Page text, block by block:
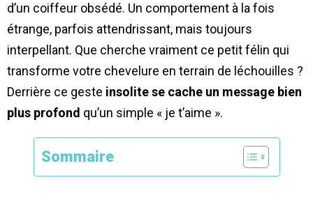
d’un coiffeur obsédé. Un comportement à la fois
étrange, parfois attendrissant, mais toujours
interpellant. Que cherche vraiment ce petit félin qui
transforme votre chevelure en terrain de léchouilles ?
Derrière ce geste insolite se cache un message bien
plus profond qu’un simple « je t’aime ».
Sommaire